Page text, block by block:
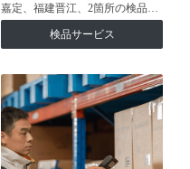
嘉定、福建晋江、2箇所の検品…
検品サービス